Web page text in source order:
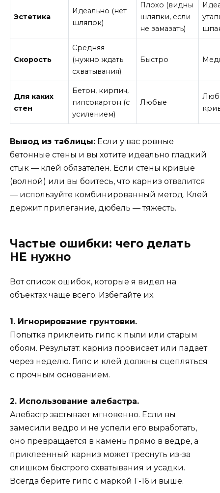
Эстетика
Идеально (нет
шляпок)
Плохо (видны
шляпки, если
не замазать)
Скорость
Средняя
(нужно ждать
схватывания)
Быстро
Для каких
стен
Бетон, кирпич,
гипсокартон (с
усилением)
Любые
Вывод из таблицы: Если у вас ровные
бетонные стены и вы хотите идеально гладкий
стык — клей обязателен. Если стены кривые
(волной) или вы боитесь, что карниз отвалится
— используйте комбинированный метод. Клей
держит прилегание, дюбель — тяжесть.
Частые ошибки: чего делать
НЕ нужно
Вот список ошибок, которые я видел на
объектах чаще всего. Избегайте их.
1. Игнорирование грунтовки.
Попытка приклеить гипс к пыли или старым
обоям. Результат: карниз провисает или падает
через неделю. Гипс и клей должны сцепляться
с прочным основанием.
2. Использование алебастра.
Алебастр застывает мгновенно. Если вы
замесили ведро и не успели его выработать,
оно превращается в камень прямо в ведре, а
приклеенный карниз может треснуть из-за
слишком быстрого схватывания и усадки.
Всегда берите гипс с маркой Г-16 и выше.